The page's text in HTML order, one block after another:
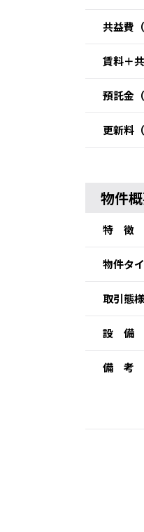
共益費
賃料＋
預託金
更新料
物件
特 徴
物件タ
取引態様
設 備
備 考